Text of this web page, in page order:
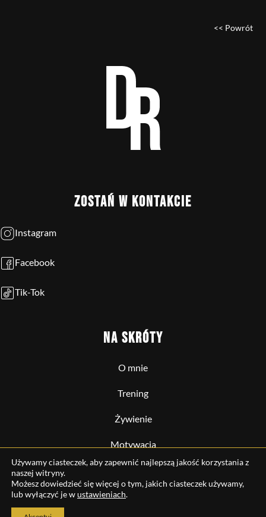
<< Powrót
ZOSTAŃ W KONTAKCIE
Instagram
Facebook
Tik-Tok
NA SKRÓTY
O mnie
Trening
Żywienie
Motywacja
Operacja
Używamy ciasteczek, aby zapewnić najlepszą jakość korzystania z
naszej witryny.
Możesz dowiedzieć się więcej o tym, jakich ciasteczek używamy,
lub wyłączyć je wustawieniach.